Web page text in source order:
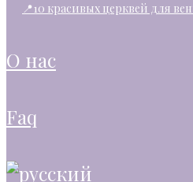
📍10 красивых церквей для
о нас
faq